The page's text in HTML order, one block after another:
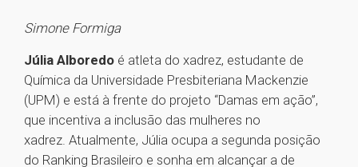
Simone Formiga
Júlia Alboredo é atleta do xadrez, estudante de
Química da Universidade Presbiteriana Mackenzie
(UPM) e está à frente do projeto “Damas em ação”,
que incentiva a inclusão das mulheres no
xadrez. Atualmente, Júlia ocupa a segunda posição
do Ranking Brasileiro e sonha em alcançar a de